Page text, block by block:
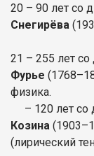
20 – 90 лет со
Снегирёва
21 – 255 лет
Фурье
физика.
– 120 лет со
Козина
(лирический